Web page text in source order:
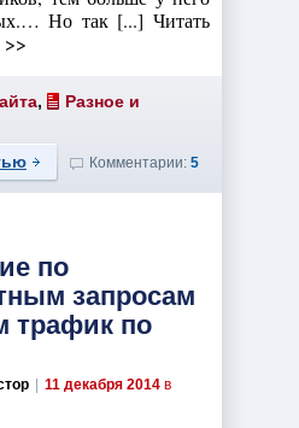
Но так [...] Читать
>>
,
Разное и
Комментарии: 5
по
запросам
трафик по
11 декабря 2014 в